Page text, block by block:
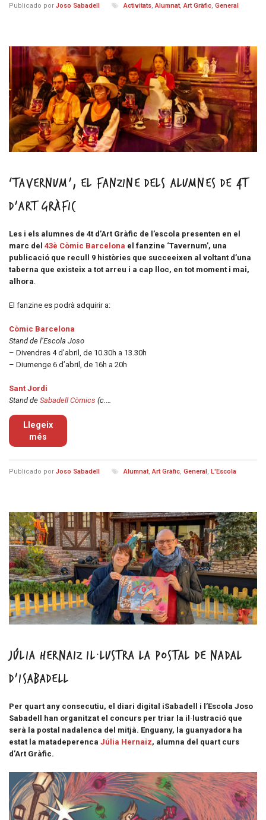
Publicado por Joso Sabadell Activitats,Alumnat,Art Gràfic, General
‘Tavernum’, el fanzine dels alumnes de 4t
d’Art Gràfic
Les i els alumnes de 4t d’Art Gràfic de l’escola presenten en el
marc del 43è Còmic Barcelona el fanzine ‘Tavernum’, una
publicació que recull 9 històries que succeeixen al voltant d’una
taberna que existeix a tot arreu i a cap lloc, en tot moment i mai,
alhora
El fanzine es podrà adquirir a:
Còmic Barcelona
Stand de l’Escola Joso
– Divendres 4 d’abril, de 10.30h a 13.30h
– Diumenge 6 d’abril, de 16h a 20h
Sant Jordi
Stand de Sabadell Còmics (c.
Llegeix
més
Publicado por Joso Sabadell Alumnat,Art Gràfic, General , L'Escola
Júlia Hernaiz il·lustra la postal de Nadal
d’iSabadell
Per quart any consecutiu, el diari digital iSabadell i l’Escola Joso
Sabadell han organitzat el concurs per triar la il·lustració que
serà la postal nadalenca del mitjà. Enguany, la guanyadora ha
estat la matadeperenca Júlia Hernaiz, alumna del quart curs
d’Art Gràfic.